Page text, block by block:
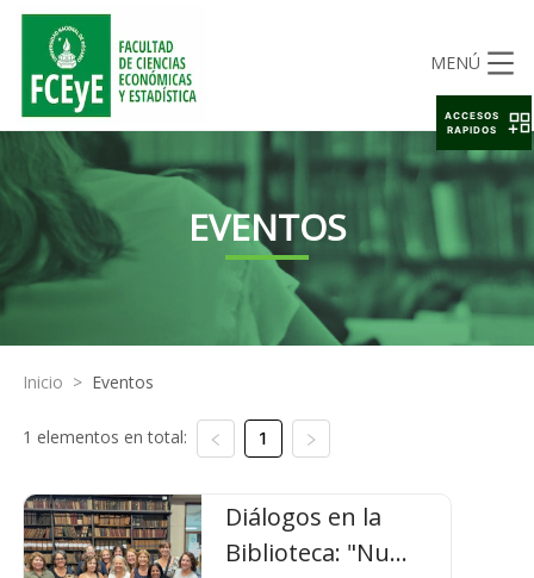
MENÚ
EVENTOS
Inicio > Eventos
1 elementos en total: 1
Diálogos en la
Biblioteca: "Nu...
ACCESOS
RAPIDOS